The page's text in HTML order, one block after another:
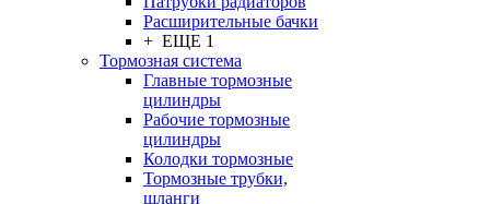
Расширительные бачки
+ ЕЩЕ 1
Тормозная система
Главные тормозные
цилиндры
Рабочие тормозные
цилиндры
Колодки тормозные
Тормозные трубки,
шланги